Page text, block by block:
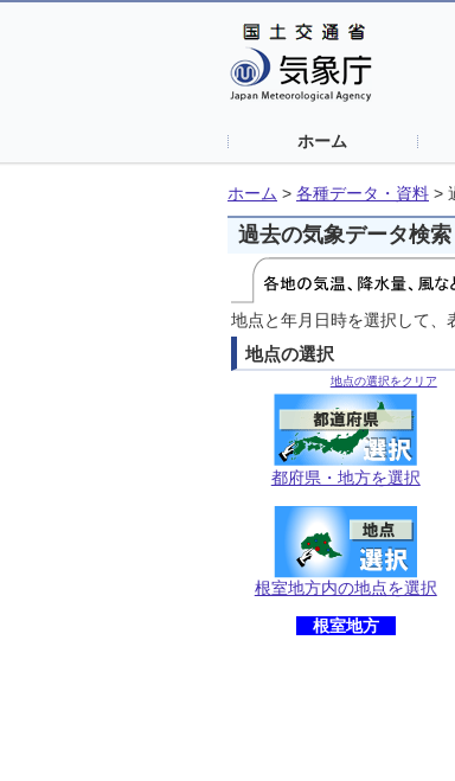
ホーム
ホーム > 各種データ・資料 >
過去の気象データ検索
地点と年月日時を選択して、
地点の選択
地点の選択をクリア
都府県・地方を選択
根室地方内の地点を選択
根室地方